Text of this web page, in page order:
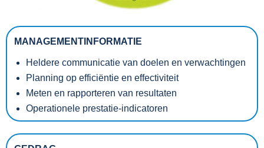
MANAGEMENTINFORMATIE
Heldere communicatie van doelen en verwachtingen
Planning op efficiëntie en effectiviteit
Meten en rapporteren van resultaten
Operationele prestatie-indicatoren